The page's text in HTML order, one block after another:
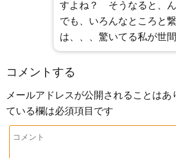
すよね？ そうなると、ん
でも、いろんなところと
は、、、驚いてる私が世
コメントする
メールアドレスが公開されることはあ
ている欄は必須項目です